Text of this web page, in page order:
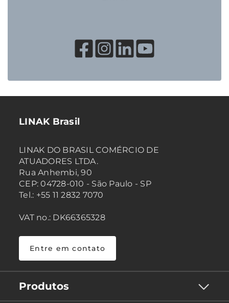
LINAK Brasil
LINAK DO BRASIL COMÉRCIO DE
ATUADORES LTDA.
Rua Anhembi, 90
CEP: 04728-010 - São Paulo - SP
Tel.: +55 11 2832 7070
VAT no.: DK66365328
Entre em contato
Produtos